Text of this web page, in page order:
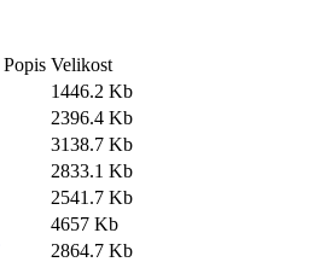
Popis Velikost
1446.2 Kb
2396.4 Kb
3138.7 Kb
2833.1 Kb
2541.7 Kb
4657 Kb
2864.7 Kb